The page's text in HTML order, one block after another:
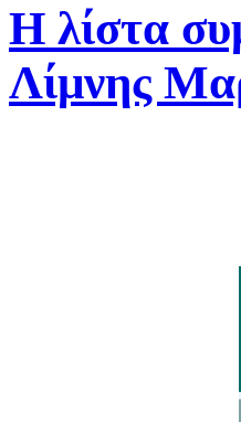
Η λίστα
Λίμνης